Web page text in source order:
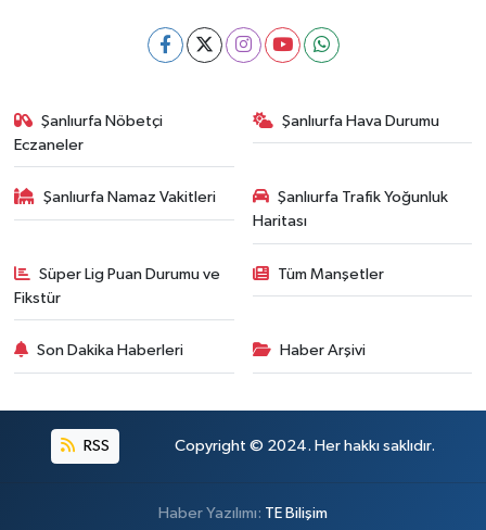
Şanlıurfa Nöbetçi
Eczaneler
Şanlıurfa Hava Durumu
Şanlıurfa Namaz Vakitleri
Şanlıurfa Trafik Yoğunluk
Haritası
Süper Lig Puan Durumu ve
Fikstür
Tüm Manşetler
Son Dakika Haberleri Haber Arşivi
RSS Copyright © 2024. Her hakkı saklıdır.
Haber Yazılımı: TE Bilişim